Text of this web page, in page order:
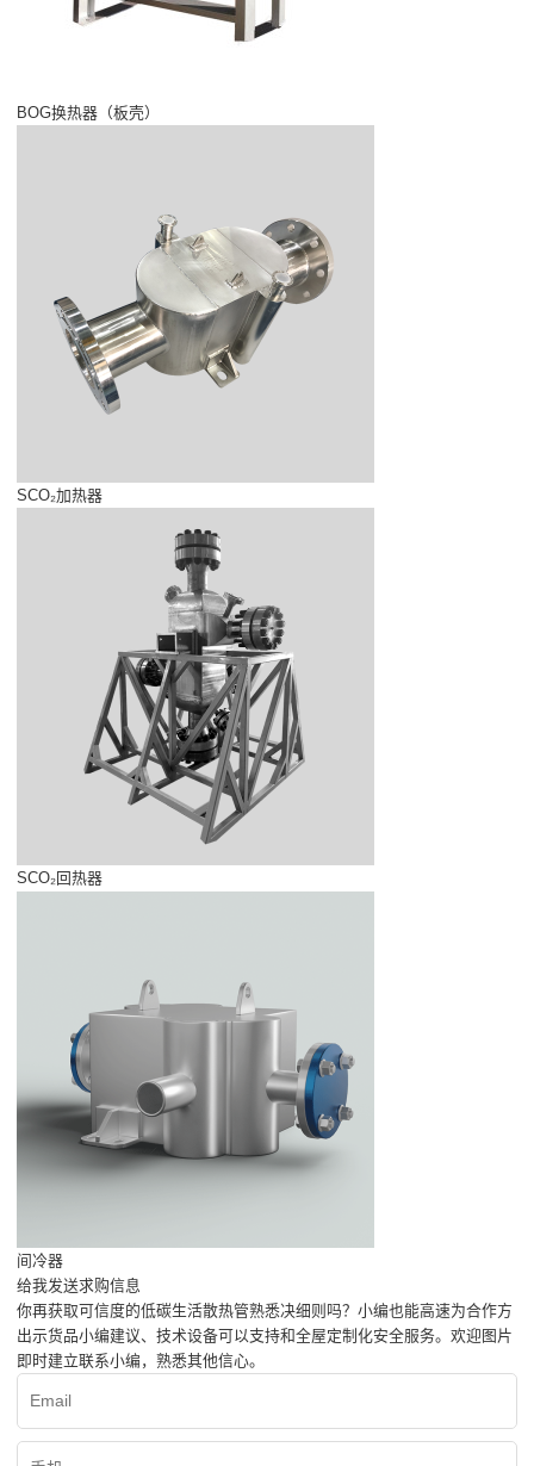
BOG换热器（板壳）
SCO₂加热器
SCO₂回热器
间冷器
给我发送求购信息
你再获取可信度的低碳生活散热管熟悉决细则吗？小编也能高速为合作方
出示货品小编建议、技术设备可以支持和全屋定制化安全服务。欢迎图片
即时建立联系小编，熟悉其他信心。